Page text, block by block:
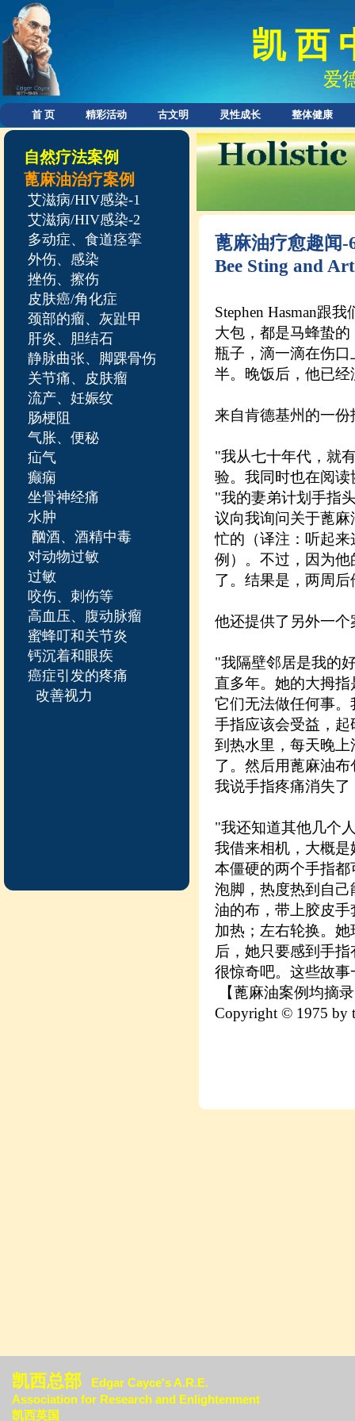
首 页 精彩活动 古文明 灵性成长 整体健康
凯 西
爱
自然疗法案例
蓖麻油治疗案例
艾滋病/HIV感染-1
艾滋病/HIV感染-2
多动症、食道痉挛
外伤、感染
挫伤、擦伤
皮肤癌/角化症
颈部的瘤、灰趾甲
肝炎、胆结石
静脉曲张、脚踝骨伤
关节痛、皮肤瘤
流产、妊娠纹
肠梗阻
气胀、便秘
疝气
癫痫
坐骨神经痛
水肿
酗酒、酒精中毒
对动物过敏
过敏
咬伤、刺伤等
高血压、腹动脉瘤
蜜蜂叮和关节炎
钙沉着和眼疾
癌症引发的疼痛
改善视力
蓖麻油疗愈趣闻
Bee Sting and
Stephen Hasman跟
大包，都是马蜂蛰的
瓶子，滴一滴在伤
半。晚饭后，他已
来自肯德基州的一
"我从七十年代，就
验。我同时也在阅
"我的妻弟计划手指
议向我询问关于蓖
忙的（译注：听起
例）。不过，因为
了。结果是，两周
他还提供了另外一个
"我隔壁邻居是我的
直多年。她的大拇
它们无法做任何事
手指应该会受益，
到热水里，每天晚
了。然后用蓖麻油
我说手指疼痛消失
"我还知道其他几个
我借来相机，大概
本僵硬的两个手指
泡脚，热度热到自
油的布，带上胶皮
加热；左右轮换。
后，她只要感到手
很惊奇吧。这些故
【蓖麻油案例均摘
Copyright © 1975 by
凯西总部
Edgar Cayce's A.R.E.
Association for Research and Enlightenment
凯西英国